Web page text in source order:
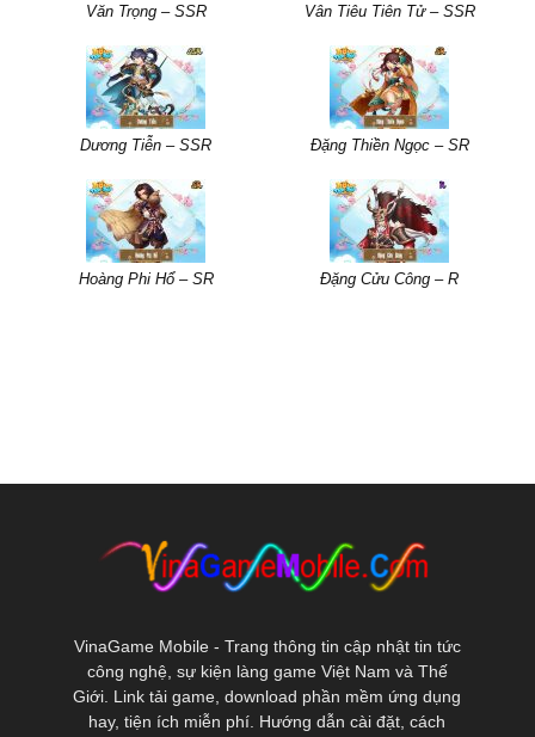
Văn Trọng – SSR Vân Tiêu Tiên Tử – SSR
Dương Tiễn – SSR Đặng Thiền Ngọc – SR
Hoàng Phi Hổ – SR Đặng Cửu Công – R
VinaGame Mobile - Trang thông tin cập nhật tin tức
công nghệ, sự kiện làng game Việt Nam và Thế
Giới. Link tải game, download phần mềm ứng dụng
hay, tiện ích miễn phí. Hướng dẫn cài đặt, cách